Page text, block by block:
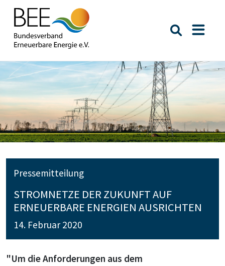
Suche
Pressemitteilung
STROMNETZE DER ZUKUNFT AUF
ERNEUERBARE ENERGIEN AUSRICHTEN
14. Februar 2020
"Um die Anforderungen aus dem